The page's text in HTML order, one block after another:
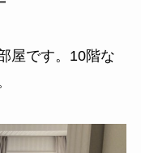
屋です。10階な